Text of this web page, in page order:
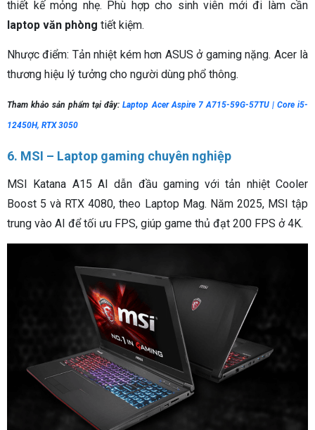
thiết kế mỏng nhẹ. Phù hợp cho sinh viên mới đi làm cần
laptop văn phòng tiết kiệm.
Nhược điểm: Tản nhiệt kém hơn ASUS ở gaming nặng. Acer là
thương hiệu lý tưởng cho người dùng phổ thông.
Tham khảo sản phẩm tại đây:Laptop Acer Aspire 7 A715-59G-57TU | Core i5-
12450H, RTX 3050
6. MSI – Laptop gaming chuyên nghiệp
MSI Katana A15 AI dẫn đầu gaming với tản nhiệt Cooler
Boost 5 và RTX 4080, theo Laptop Mag. Năm 2025, MSI tập
trung vào AI để tối ưu FPS, giúp game thủ đạt 200 FPS ở 4K.